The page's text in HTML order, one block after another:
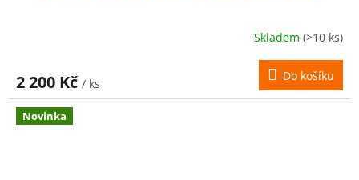
R
M
A
Skladem (>10 ks)
2 200 Kč / ks
Do košíku
Novinka